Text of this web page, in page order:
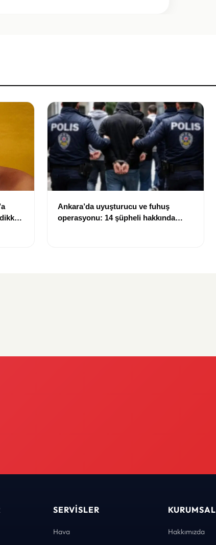
Ankara’da uyuşturucu ve fuhuş
operasyonu: 14 şüpheli hakkında
SERVISLER
Hava
KURUMSAL
Hakkımızda